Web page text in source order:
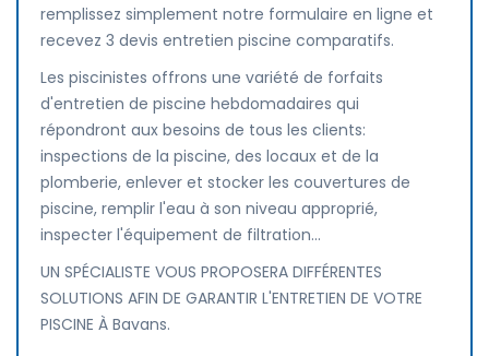
remplissez simplement notre formulaire en ligne et
recevez 3 devis entretien piscine comparatifs.
Les piscinistes offrons une variété de forfaits
d'entretien de piscine hebdomadaires qui
répondront aux besoins de tous les clients:
inspections de la piscine, des locaux et de la
plomberie, enlever et stocker les couvertures de
piscine, remplir l'eau à son niveau approprié,
inspecter l'équipement de filtration...
UN SPÉCIALISTE VOUS PROPOSERA DIFFÉRENTES
SOLUTIONS AFIN DE GARANTIR L'ENTRETIEN DE VOTRE
PISCINE À Bavans.